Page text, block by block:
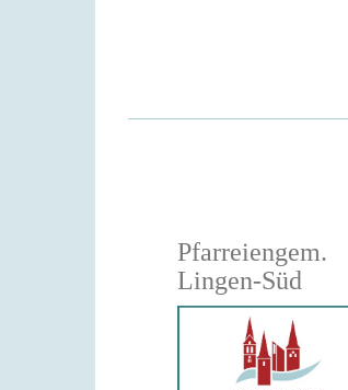
Pfarreiengem.
Lingen-Süd